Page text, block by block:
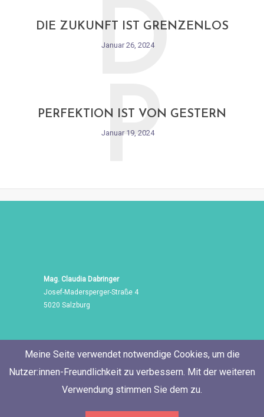
DIE ZUKUNFT IST GRENZENLOS
Januar 26, 2024
D
PERFEKTION IST VON GESTERN
Januar 19, 2024
P
Mag. Claudia Dabringer
Josef-Madersperger-Straße 4
5020 Salzburg
Tel./Fax: +43 662 455 471
Meine Seite verwendet notwendige Cookies, um die
Nutzer:innen-Freundlichkeit zu verbessern. Mit der weiteren
Verwendung stimmen Sie dem zu.